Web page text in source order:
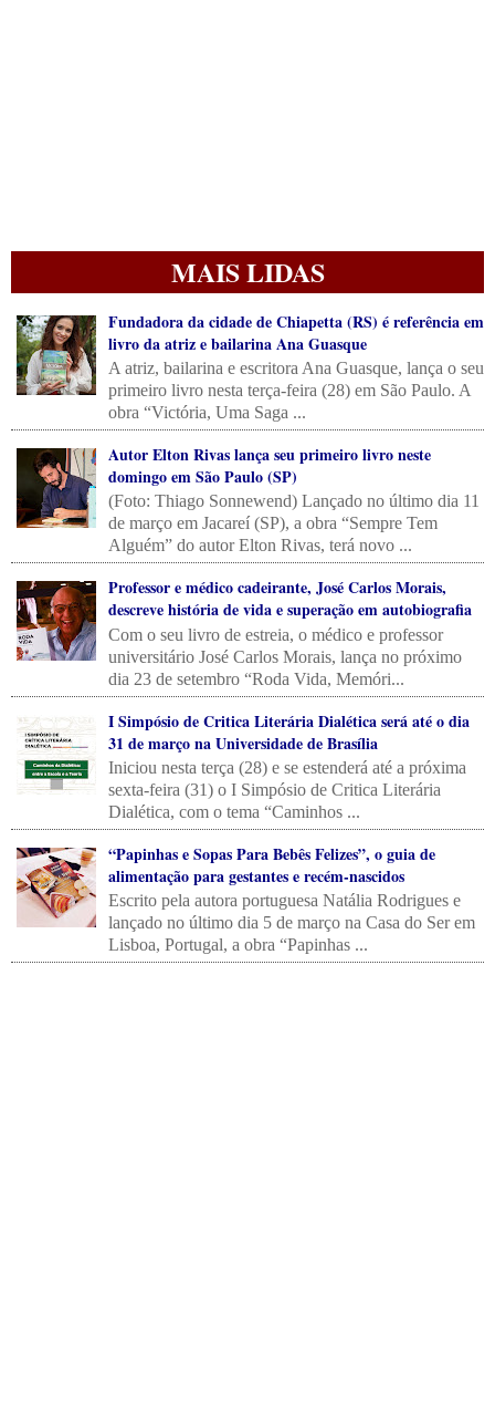
MAIS LIDAS
Fundadora da cidade de Chiapetta (RS) é referência em
livro da atriz e bailarina Ana Guasque
A atriz, bailarina e escritora Ana Guasque, lança o seu
primeiro livro nesta terça-feira (28) em São Paulo. A
obra “Victória, Uma Saga ...
Autor Elton Rivas lança seu primeiro livro neste
domingo em São Paulo (SP)
(Foto: Thiago Sonnewend) Lançado no último dia 11
de março em Jacareí (SP), a obra “Sempre Tem
Alguém” do autor Elton Rivas, terá novo ...
Professor e médico cadeirante, José Carlos Morais,
descreve história de vida e superação em autobiografia
Com o seu livro de estreia, o médico e professor
universitário José Carlos Morais, lança no próximo
dia 23 de setembro “Roda Vida, Memóri...
I Simpósio de Critica Literária Dialética será até o dia
31 de março na Universidade de Brasília
Iniciou nesta terça (28) e se estenderá até a próxima
sexta-feira (31) o I Simpósio de Critica Literária
Dialética, com o tema “Caminhos ...
“Papinhas e Sopas Para Bebês Felizes”, o guia de
alimentação para gestantes e recém-nascidos
Escrito pela autora portuguesa Natália Rodrigues e
lançado no último dia 5 de março na Casa do Ser em
Lisboa, Portugal, a obra “Papinhas ...